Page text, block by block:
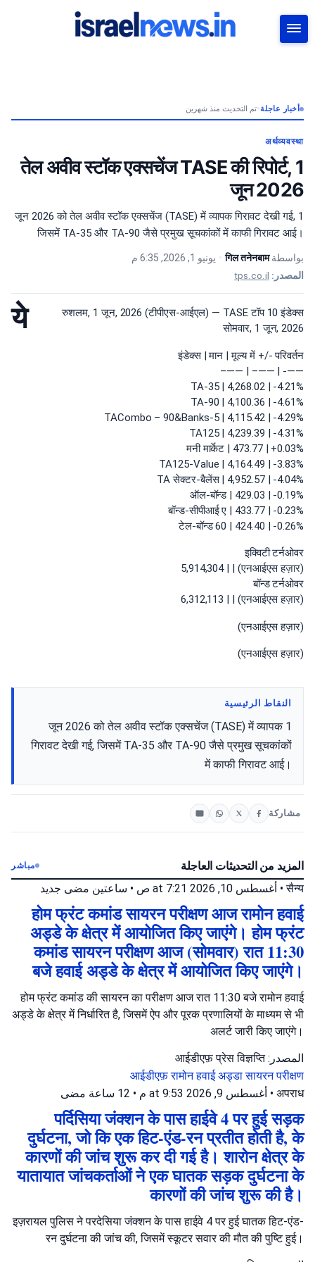
أخبار عاجلة•تم التحديث منذ شهرين
अर्थव्यवस्था
तेल अवीव स्टॉक एक्सचेंज TASE की रिपोर्ट, 1
जून 2026
1 जून 2026 को तेल अवीव स्टॉक एक्सचेंज (TASE) में व्यापक गिरावट देखी गई,
जिसमें TA-35 और TA-90 जैसे प्रमुख सूचकांकों में काफी गिरावट आई।
بواسطةगिल तनेनबाम
• يونيو 1, 2026, 6:35 م
المصدر: tps.co.il
ये
रुशलम, 1 जून, 2026 (टीपीएस-आईएल) — TASE टॉप 10 इंडेक्स
सोमवार, 1 जून, 2026
इंडेक्स | मान | मूल्य में +/- परिवर्तन
——- | ——– | ——–
TA-35 | 4,268.02 | -4.21%
TA-90 | 4,100.36 | -4.61%
TACombo – 90&Banks-5 | 4,115.42 | -4.29%
TA125 | 4,239.39 | -4.31%
मनी मार्केट | 473.77 | +0.03%
TA125-Value | 4,164.49 | -3.83%
TA सेक्टर-बैलेंस | 4,952.57 | -4.04%
ऑल-बॉन्ड | 429.03 | -0.19%
बॉन्ड-सीपीआई ए | 433.77 | -0.23%
टेल-बॉन्ड 60 | 424.40 | -0.26%
इक्विटी टर्नओवर
(एनआईएस हज़ार) | | 5,914,304
बॉन्ड टर्नओवर
(एनआईएस हज़ार) | | 6,312,113
(एनआईएस हज़ार)
(एनआईएस हज़ार)
النقاط الرئيسية
1 जून 2026 को तेल अवीव स्टॉक एक्सचेंज (TASE) में व्यापक
गिरावट देखी गई, जिसमें TA-35 और TA-90 जैसे प्रमुख सूचकांकों
में काफी गिरावट आई।
مشاركة
المزيد من التحديثات العاجلة مباشر
सैन्य
• أغسطس 10, 2026 at 7:21 ص • ساعتين مضى جديد
होम फ्रंट कमांड सायरन परीक्षण आज रामोन हवाई
अड्डे के क्षेत्र में आयोजित किए जाएंगे। होम फ्रंट
कमांड सायरन परीक्षण आज (सोमवार) रात 11:30
बजे हवाई अड्डे के क्षेत्र में आयोजित किए जाएंगे।
होम फ्रंट कमांड की सायरन का परीक्षण आज रात 11:30 बजे रामोन हवाई
अड्डे के क्षेत्र में निर्धारित है, जिसमें ऐप और पूरक प्रणालियों के माध्यम से भी
अलर्ट जारी किए जाएंगे।
المصدر: आईडीएफ़ प्रेस विज्ञप्ति
आईडीएफ़रामोन हवाई अड्डासायरन परीक्षण
अपराध
• أغسطس 9, 2026 at 9:53 م • 12 ساعة مضى
पर्दिसिया जंक्शन के पास हाईवे 4 पर हुई सड़क
दुर्घटना, जो कि एक हिट-एंड-रन प्रतीत होती है, के
कारणों की जांच शुरू कर दी गई है। शारोन क्षेत्र के
यातायात जांचकर्ताओं ने एक घातक सड़क दुर्घटना के
कारणों की जांच शुरू की है।
इज़रायल पुलिस ने परदेसिया जंक्शन के पास हाईवे 4 पर हुई घातक हिट-एंड-
रन दुर्घटना की जांच की, जिसमें स्कूटर सवार की मौत की पुष्टि हुई।